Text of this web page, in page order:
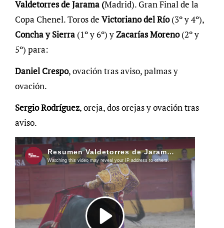
Valdetorres de Jarama (Madrid). Gran Final de la
Copa Chenel. Toros de Victoriano del Río(3º y 4º),
Concha y Sierra(1º y 6º) yZacarías Moreno(2º y
5º) para:
Daniel Crespo, ovación tras aviso, palmas y
ovación.
Sergio Rodríguez, oreja, dos orejas y ovación tras
aviso.